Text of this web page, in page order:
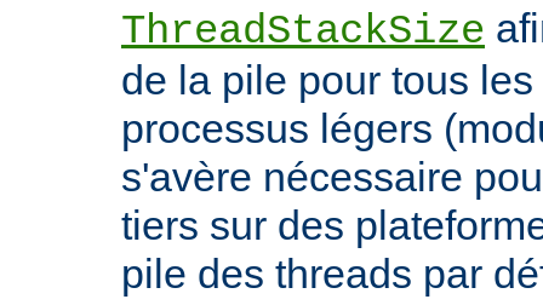
ThreadStackSize
de la pile pour tous
processus légers
s'avère nécessaire
tiers sur des
pile des threads par